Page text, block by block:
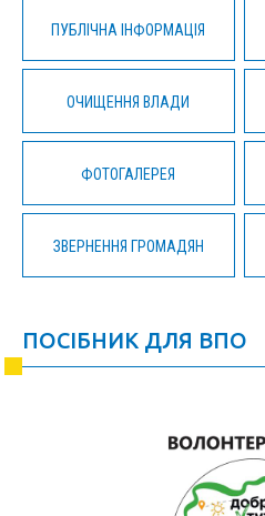
ПУБЛІЧНА ІНФОРМАЦІЯ
ОЧИЩЕННЯ ВЛАДИ
ФОТОГАЛЕРЕЯ
ЗВЕРНЕННЯ ГРОМАДЯН
ПОСІБНИК ДЛЯ ВПО